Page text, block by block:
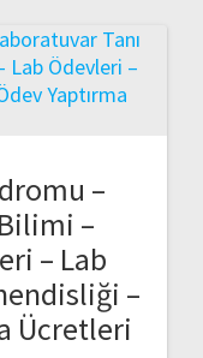
–
–
– Lab
–
Ücretleri